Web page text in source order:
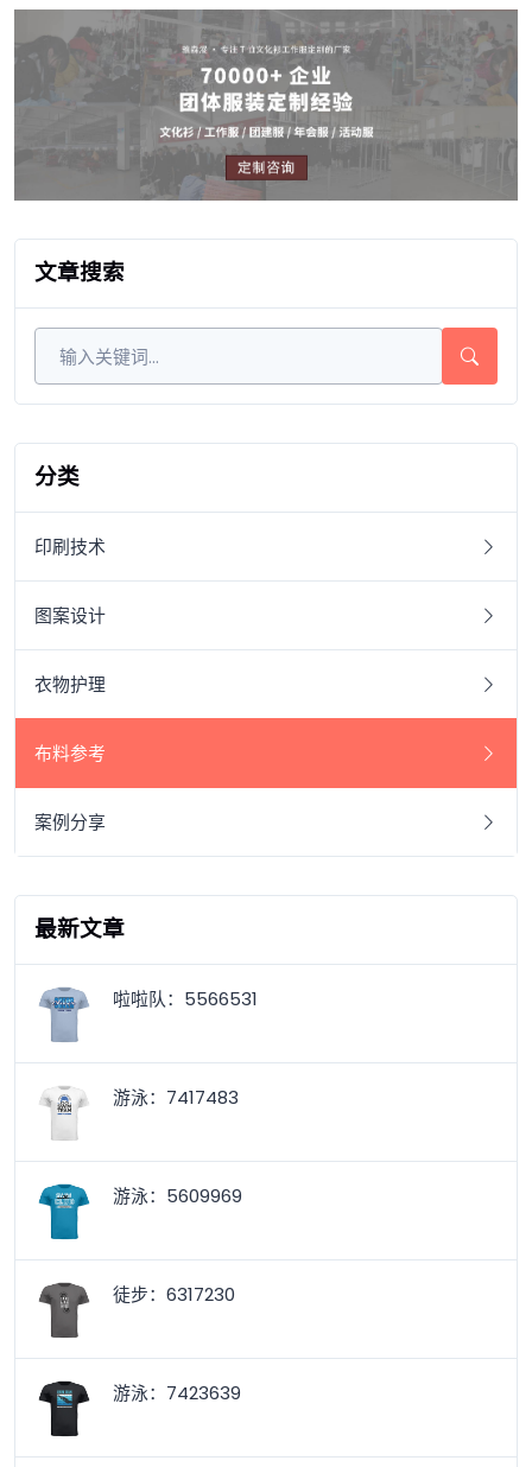
文章搜索
分类
印刷技术
图案设计
衣物护理
布料参考
案例分享
最新文章
啦啦队：5566531
游泳：7417483
游泳：5609969
徒步：6317230
游泳：7423639